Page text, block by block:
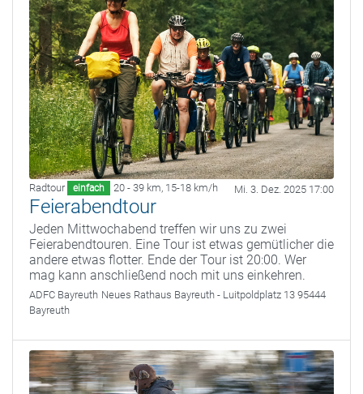
Radtour einfach 20 - 39 km, 15-18 km/h Mi. 3. Dez. 2025 17:00
Feierabendtour
Jeden Mittwochabend treffen wir uns zu zwei
Feierabendtouren. Eine Tour ist etwas gemütlicher die
andere etwas flotter. Ende der Tour ist 20:00. Wer
mag kann anschließend noch mit uns einkehren.
ADFC Bayreuth Neues Rathaus Bayreuth - Luitpoldplatz 13 95444
Bayreuth